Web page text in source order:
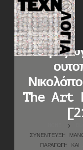
The Art
ΣΥΝΕΝΤΕΥΞΗ
ΠΑΡΑΓΩΓΉ